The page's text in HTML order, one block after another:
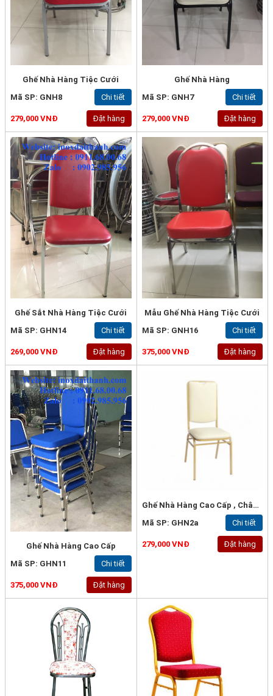
Ghế Nhà Hàng Tiệc Cưới
Mã SP: GNH8
Chi tiết
279,000 VNĐ Đặt hàng
Ghế Nhà Hàng
Mã SP: GNH7
Chi tiết
279,000 VNĐ Đặt hàng
Ghế Sắt Nhà Hàng Tiệc Cưới
Mã SP: GHN14
Chi tiết
269,000 VNĐ Đặt hàng
Mẫu Ghế Nhà Hàng Tiệc Cưới
Mã SP: GNH16
Chi tiết
375,000 VNĐ Đặt hàng
Ghế Nhà Hàng Cao Cấp
Mã SP: GHN11
Chi tiết
375,000 VNĐ Đặt hàng
Ghế Nhà Hàng Cao Cấp , Chân Sắt Vuông 20x1.2mm Sơn Tĩnh Điện, Bọc Nệm - GHN2A:
Mã SP: GHN2a
Chi tiết
279,000 VNĐ Đặt hàng